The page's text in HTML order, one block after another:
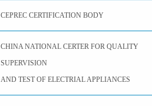
CEPREC CERTIFICATION BODY
CHINA NATIONAL CERTER FOR QUALITY
SUPERVISION
AND TEST OF ELECTRIAL APPLIANCES